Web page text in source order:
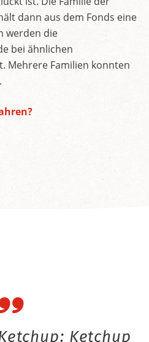
dann aus dem Fonds eine
werden die
bei ähnlichen
Mehrere Familien konnten
Ketchup